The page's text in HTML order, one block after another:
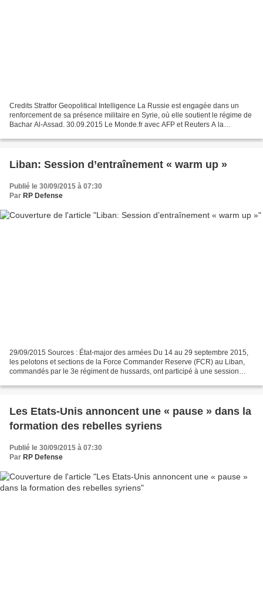
Credits Stratfor Geopolitical Intelligence La Russie est engagée dans un
renforcement de sa présence militaire en Syrie, où elle soutient le régime de
Bachar Al-Assad. 30.09.2015 Le Monde.fr avec AFP et Reuters A la
Liban: Session d’entraînement « warm up »
Publié le 30/09/2015 à 07:30
Par RP Defense
29/09/2015 Sources : État-major des armées Du 14 au 29 septembre 2015,
les pelotons et sections de la Force Commander Reserve (FCR) au Liban,
commandés par le 3e régiment de hussards, ont participé à une session
Les Etats-Unis annoncent une « pause » dans la
formation des rebelles syriens
Publié le 30/09/2015 à 07:30
Par RP Defense